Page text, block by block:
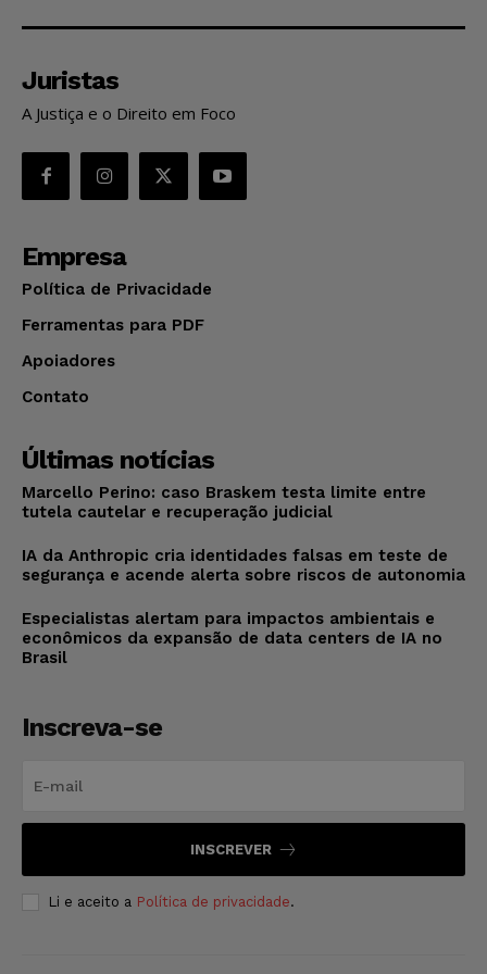
Juristas
A Justiça e o Direito em Foco
Empresa
Política de Privacidade
Ferramentas para PDF
Apoiadores
Contato
Últimas notícias
Marcello Perino: caso Braskem testa limite entre
tutela cautelar e recuperação judicial
IA da Anthropic cria identidades falsas em teste de
segurança e acende alerta sobre riscos de autonomia
Especialistas alertam para impactos ambientais e
econômicos da expansão de data centers de IA no
Brasil
Inscreva-se
INSCREVER
Li e aceito a Política de privacidade.